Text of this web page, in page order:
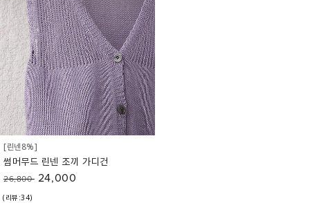
[린넨8%]
썸머무드 린넨 조끼 가디건
26,800 24,000
(리뷰:34)